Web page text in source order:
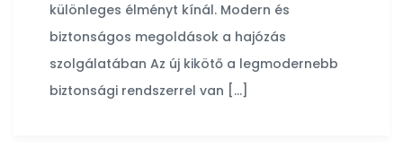
különleges élményt kínál. Modern és
biztonságos megoldások a hajózás
szolgálatában Az új kikötő a legmodernebb
biztonsági rendszerrel van […]